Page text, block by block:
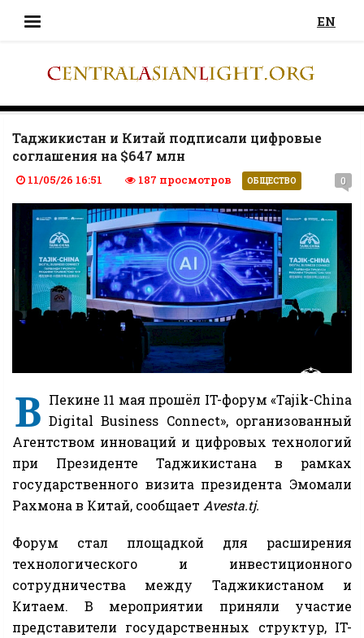
EN
Таджикистан и Китай подписали цифровые
соглашения на $647 млн
11/05/26 16:51 187 просмотров ОБЩЕСТВО 0
В Пекине 11 мая прошёл IT-форум «Tajik-China
Digital Business Connect», организованный
Агентством инноваций и цифровых технологий
при Президенте Таджикистана в рамках
государственного визита президента Эмомали
Рахмона в Китай, сообщает Avesta.tj.
Форум стал площадкой для расширения
технологического и инвестиционного
сотрудничества между Таджикистаном и
Китаем. В мероприятии приняли участие
представители государственных структур, IT-